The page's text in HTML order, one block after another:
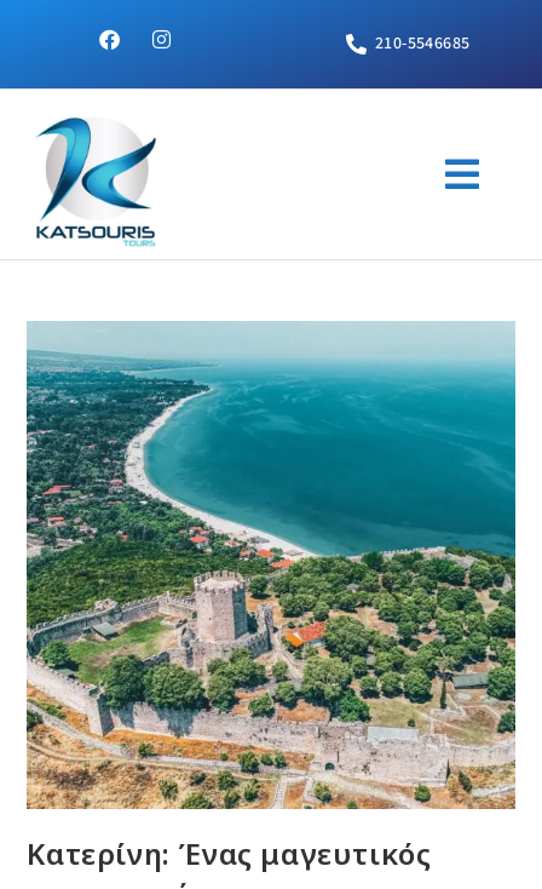
210-5546685
Κατερίνη: Ένας μαγευτικός